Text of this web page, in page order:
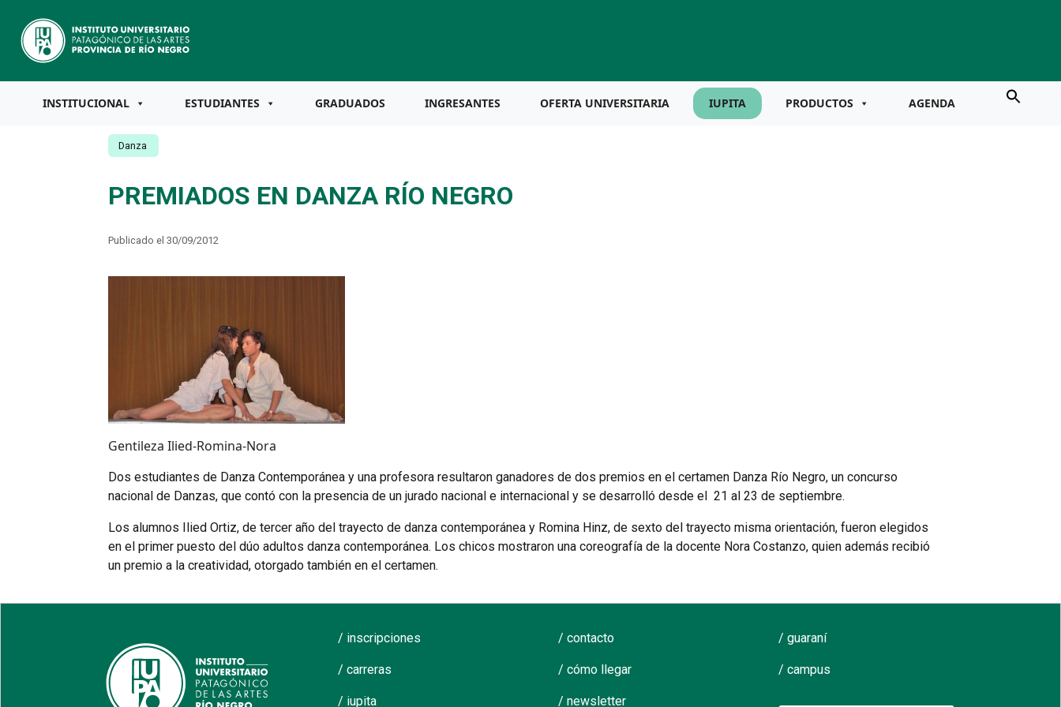
INSTITUCIONAL ESTUDIANTES GRADUADOS INGRESANTES OFERTA UNIVERSITARIA IUPITA PRODUCTOS AGENDA
Danza
PREMIADOS EN DANZA RÍO NEGRO
Publicado el 30/09/2012
Gentileza Ilied-Romina-Nora
Dos estudiantes de Danza Contemporánea y una profesora resultaron ganadores de dos premios en el certamen Danza Río Negro, un concurso
nacional de Danzas, que contó con la presencia de un jurado nacional e internacional y se desarrolló desde el 21 al 23 de septiembre.
Los alumnos Ilied Ortiz, de tercer año del trayecto de danza contemporánea y Romina Hinz, de sexto del trayecto misma orientación, fueron elegidos
en el primer puesto del dúo adultos danza contemporánea. Los chicos mostraron una coreografía de la docente Nora Costanzo, quien además recibió
un premio a la creatividad, otorgado también en el certamen.
/ inscripciones
/ carreras
/ iupita
/ contacto
/ cómo llegar
/ newsletter
/ guaraní
/ campus